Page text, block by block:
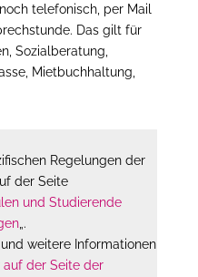
telefonisch, per Mail
Das gilt für
Sozialberatung,
Mietbuchhaltung,
Regelungen der
der Seite
und Studierende
„.
weitere Informationen
auf der Seite der